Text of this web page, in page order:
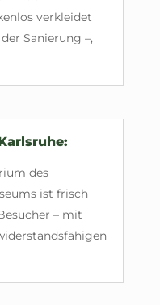
verkleidet
Sanierung –,
des
ist frisch
– mit